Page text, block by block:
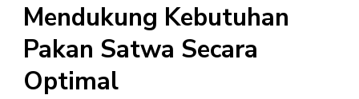
Mendukung Kebutuhan
Pakan Satwa Secara
Optimal